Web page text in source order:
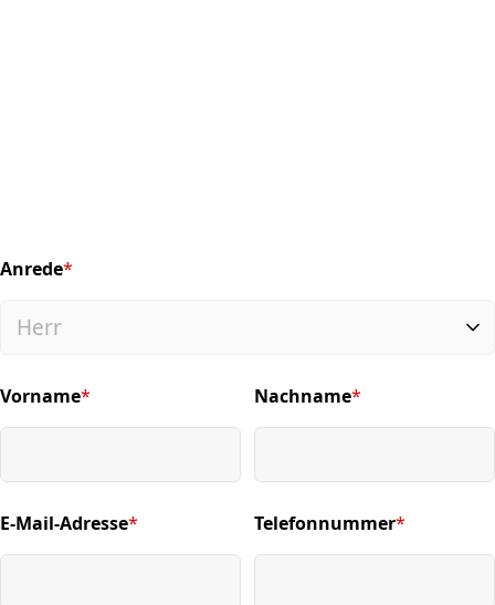
Anrede*
(required)
Vorname*
(required) Nachname*
(required)
E-Mail-Adresse*
(required) Telefonnummer*
(required)